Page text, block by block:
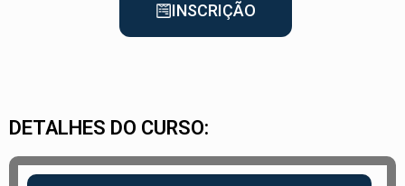
INSCRIÇÃO
DETALHES DO CURSO: